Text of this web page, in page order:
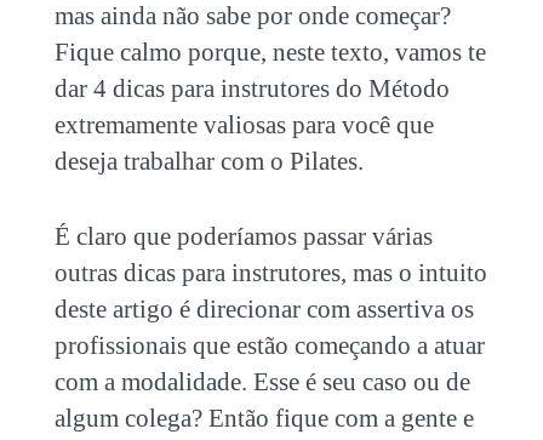
mas ainda não sabe por onde começar?
Fique calmo porque, neste texto, vamos te
dar 4 dicas para instrutoresdo Método
extremamente valiosas para você que
deseja trabalhar com o Pilates.
É claro que poderíamos passar várias
outras dicas para instrutores, mas o intuito
deste artigo é direcionar com assertiva os
profissionais que estão começando a atuar
com a modalidade. Esse é seu caso ou de
algum colega? Então fique com a gente e